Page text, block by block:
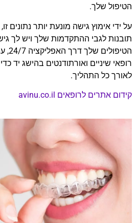
הטיפול שלך.
על ידי אימוץ גישה מונעת יותר
תובנות לגבי ההתקדמות שלך ויש לך
רופאי שיניים ואורתודנטים בהישג יד
לאורך כל התהליך.
קידום אתרים לרופאים avinu.co.il